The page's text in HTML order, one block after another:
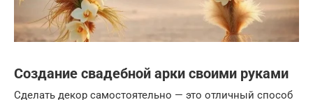
Создание свадебной арки своими руками
Сделать декор самостоятельно — это отличный способ